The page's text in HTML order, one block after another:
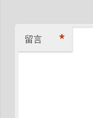
留言 *